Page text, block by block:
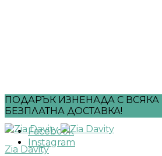
ПОДАРЪК ИЗНЕНАДА С ВСЯКА
БЕЗПЛАТНА ДОСТАВКА!
Facebook
Instagram
Zia Davity